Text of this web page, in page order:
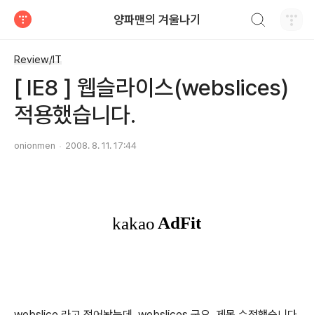
양파맨의 겨울나기
Review/IT
[ IE8 ] 웹슬라이스(webslices)
적용했습니다.
onionmen 2008. 8. 11. 17:44